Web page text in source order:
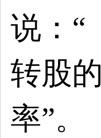
说：“
转股
率”。